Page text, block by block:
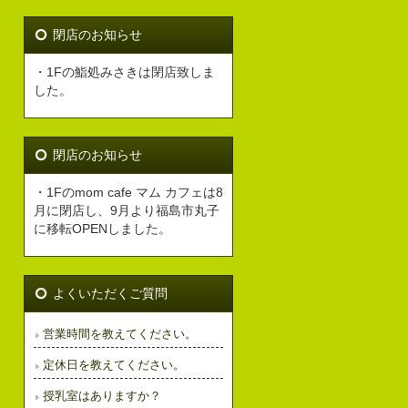
閉店のお知らせ
・1Fの鮨処みさきは閉店致しま
した。
閉店のお知らせ
・1Fのmom cafe マム カフェは8
月に閉店し、9月より福島市丸子
に移転OPENしました。
よくいただくご質問
営業時間を教えてください。
定休日を教えてください。
授乳室はありますか？